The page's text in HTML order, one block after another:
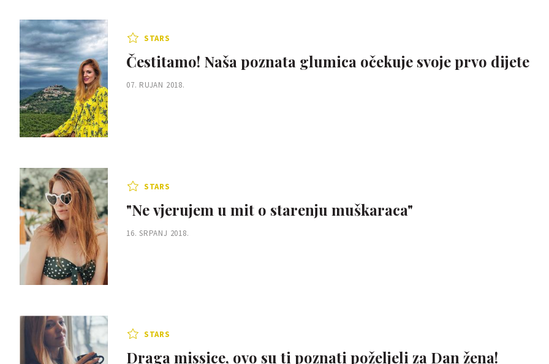
STARS
Čestitamo! Naša poznata glumica očekuje svoje prvo dijete
07. RUJAN 2018.
STARS
"Ne vjerujem u mit o starenju muškaraca"
16. SRPANJ 2018.
STARS
Draga missice, ovo su ti poznati poželjeli za Dan žena!